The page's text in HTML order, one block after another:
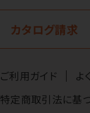
カタログ請求
ご利用ガイド よ
特定商取引法に基